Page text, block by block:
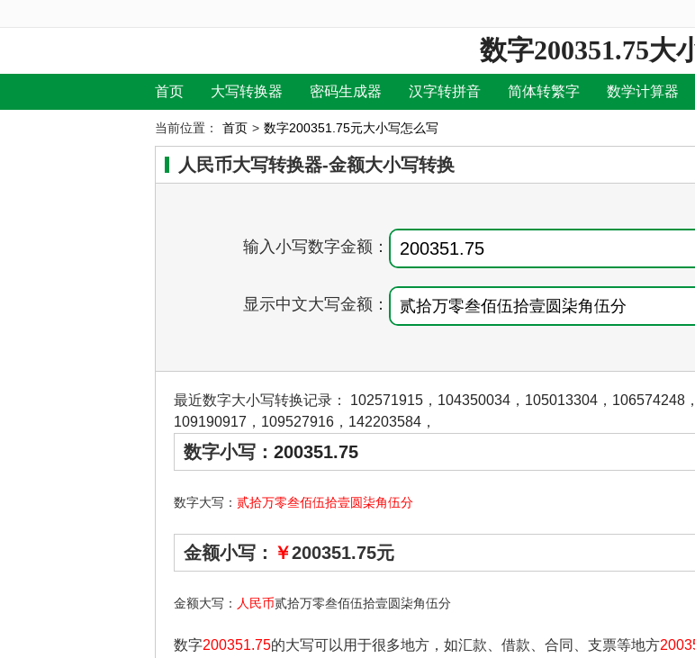
数字200351.75大
首页 大写转换器 密码生成器 汉字转拼音 简体转繁字 数学计算器
当前位置： 首页 > 数字200351.75元大小写怎么写
人民币大写转换器-金额大小写转换
输入小写数字金额：
显示中文大写金额：
最近数字大小写转换记录： 102571915 ， 104350034 ， 105013304 ， 106574248 ，
109190917 ， 109527916 ， 142203584 ，
数字小写： 200351.75
数字大写： 贰拾万零叁佰伍拾壹圆柒角伍分
金额小写： ￥200351.75元
金额大写： 人民币贰拾万零叁佰伍拾壹圆柒角伍分
数字200351.75的大写可以用于很多地方，如汇款、借款、合同、支票等地方